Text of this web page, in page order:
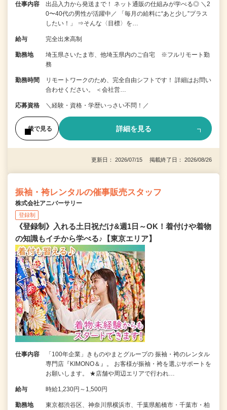
仕事内容
出品入力から発送まで！ ネット通販の仕組みが学べる◎ ＼2
0〜40代の男性が活躍中／ 「毎月の給料に“あと少し”プラス
したい！」 ⇒そんな〈目標〉を…
給与 完全出来高制
勤務地
埼玉県さいたま市、他埼玉県内のご自宅 ※フルリモート勤
務
勤務時間
リモートワークのため、完全自由シフトです！ 詳細はお問い
合わせください。 ＜会社営…
応募資格 ＼経験・資格・学歴いっさい不問！／
後で見る 詳細を見る
更新日： 2026/07/15 掲載終了日： 2026/08/26
振袖・袴レンタルの催事販売スタッフ
株式会社アニバーサリー
登録制
《登録制》入れる土日祝だけ&週1日～OK！着付けや着物
の知識もイチから学べる♪【東京エリア】
仕事内容
「100年企業」きものやまとグループの 振袖・袴のレンタル
専門店『KIMONO＆』。 お客様が振袖・袴を選ぶサポートを
お願いします。 ★店舗や周辺エリアで行われ…
給与 時給1,230円～1,500円
勤務地
東京都渋谷区、神奈川県横浜市、千葉県船橋市・千葉市・柏